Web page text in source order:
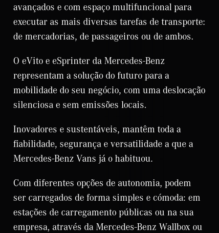
avançados e com espaço multifuncional para
executar as mais diversas tarefas de transporte:
de mercadorias, de passageiros ou de ambos.
O eVito e eSprinter da Mercedes-Benz
representam a solução do futuro para a
mobilidade do seu negócio, com uma deslocação
silenciosa e sem emissões locais.
Inovadores e sustentáveis, mantêm toda a
fiabilidade, segurança e versatilidade a que a
Mercedes-Benz Vans já o habituou.
Com diferentes opções de autonomia, podem
ser carregados de forma simples e cómoda: em
estações de carregamento públicas ou na sua
empresa, através da Mercedes-Benz Wallbox ou